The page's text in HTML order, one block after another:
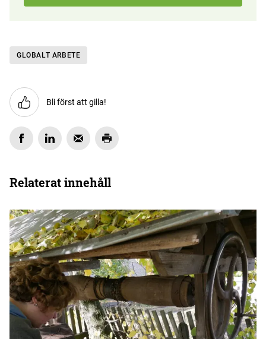
GLOBALT ARBETE
Bli först att gilla!
Relaterat innehåll